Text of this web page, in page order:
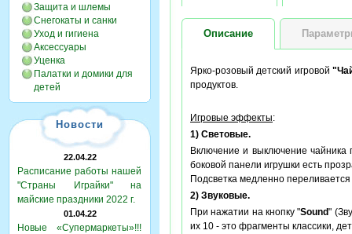
Защита и шлемы
Снегокаты и санки
Уход и гигиена
Аксессуары
Уценка
Палатки и домики для
детей
Новости
22.04.22
Расписание работы нашей
"Страны Играйки" на
майские праздники 2022 г.
01.04.22
Новые «Супермаркеты»!!!
Описание
Ярко-розовый детский игровой
продуктов.
Игровые эффекты:
1) Световые.
Включение и выключение
боковой панели игрушки есть
Подсветка медленно
2) Звуковые.
При нажатии на кнопку "Sound"
их 10 - это фрагменты классики,